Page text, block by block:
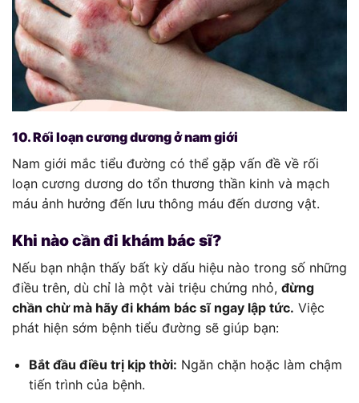
10. Rối loạn cương dương ở nam giới
Nam giới mắc tiểu đường có thể gặp vấn đề về rối
loạn cương dương do tổn thương thần kinh và mạch
máu ảnh hưởng đến lưu thông máu đến dương vật.
Khi nào cần đi khám bác sĩ?
Nếu bạn nhận thấy bất kỳ dấu hiệu nào trong số những
điều trên, dù chỉ là một vài triệu chứng nhỏ, đừng
chần chừ mà hãy đi khám bác sĩ ngay lập tức. Việc
phát hiện sớm bệnh tiểu đường sẽ giúp bạn:
Bắt đầu điều trị kịp thời: Ngăn chặn hoặc làm chậm
tiến trình của bệnh.